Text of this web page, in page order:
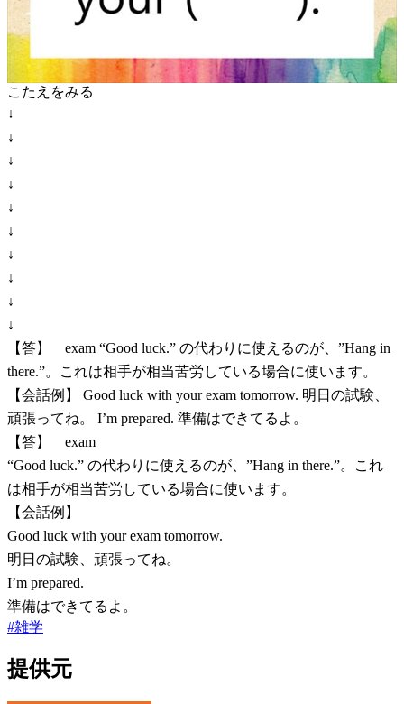
こたえをみる
↓
↓
↓
↓
↓
↓
↓
↓
↓
↓
【答】 exam “Good luck.” の代わりに使えるのが、”Hang in
there.”。これは相手が相当苦労している場合に使います。
【会話例】 Good luck with your exam tomorrow. 明日の試験、
頑張ってね。 I’m prepared. 準備はできてるよ。
【答】 exam
“Good luck.” の代わりに使えるのが、”Hang in there.”。これ
は相手が相当苦労している場合に使います。
【会話例】
Good luck with your exam tomorrow.
明日の試験、頑張ってね。
I’m prepared.
準備はできてるよ。
#雑学
提供元